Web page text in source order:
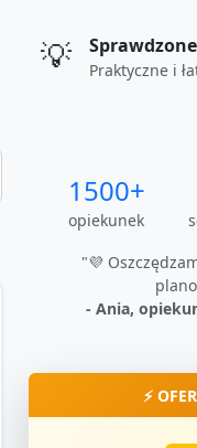
💡 Praktyczne i
1500+
opiekunek
"💜
- Ania,
⚡